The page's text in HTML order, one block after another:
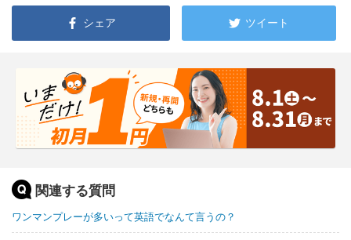
シェア ツイート
関連する質問
ワンマンプレーが多いって英語でなんて言うの？